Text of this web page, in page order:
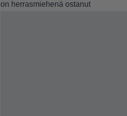
on herrasmiehenä ostanut